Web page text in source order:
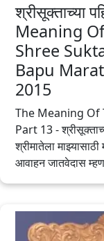
श्रीसूक्ताच्या
Meaning
Shree
Bapu‬
2015
The Meaning Of
Part 13 -
श्रीमातेला
आवाहन जातवेदास